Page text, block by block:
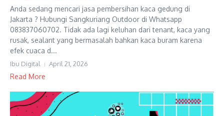
Anda sedang mencari jasa pembersihan kaca gedung di
Jakarta ? Hubungi Sangkuriang Outdoor di Whatsapp
083837060702. Tidak ada lagi keluhan dari tenant, kaca yang
rusak, sealant yang bermasalah bahkan kaca buram karena
efek cuaca d...
Ibu Digital April 21, 2026
Read More